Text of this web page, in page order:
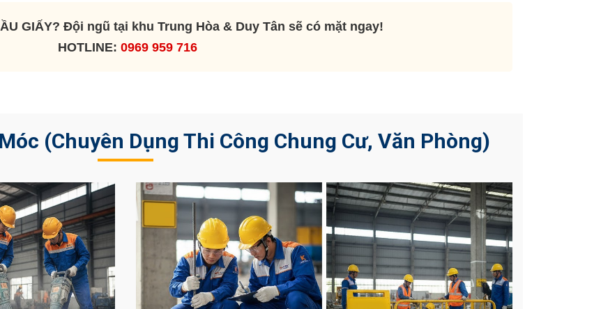
GIẤY? Đội ngũ tại khu Trung Hòa & Duy Tân sẽ có mặt ngay!
HOTLINE: 0969 959 716
(Chuyên Dụng Thi Công Chung Cư, Văn Phòng)